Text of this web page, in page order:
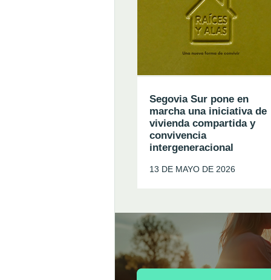
Segovia Sur pone en
marcha una iniciativa de
vivienda compartida y
convivencia
intergeneracional
13 DE MAYO DE 2026